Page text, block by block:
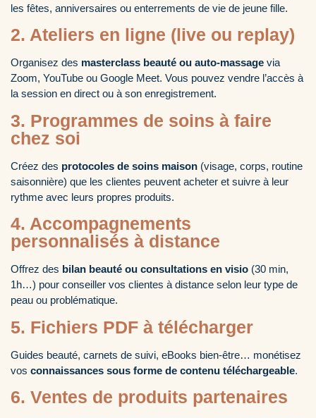
les fêtes, anniversaires ou enterrements de vie de jeune fille.
2. Ateliers en ligne (live ou replay)
Organisez des masterclass beauté ou auto-massage via
Zoom, YouTube ou Google Meet. Vous pouvez vendre l’accès à
la session en direct ou à son enregistrement.
3. Programmes de soins à faire
chez soi
Créez des protocoles de soins maison (visage, corps, routine
saisonnière) que les clientes peuvent acheter et suivre à leur
rythme avec leurs propres produits.
4. Accompagnements
personnalisés à distance
Offrez des bilan beauté ou consultations en visio (30 min,
1h…) pour conseiller vos clientes à distance selon leur type de
peau ou problématique.
5. Fichiers PDF à télécharger
Guides beauté, carnets de suivi, eBooks bien-être… monétisez
vos connaissances sous forme de contenu téléchargeable.
6. Ventes de produits partenaires